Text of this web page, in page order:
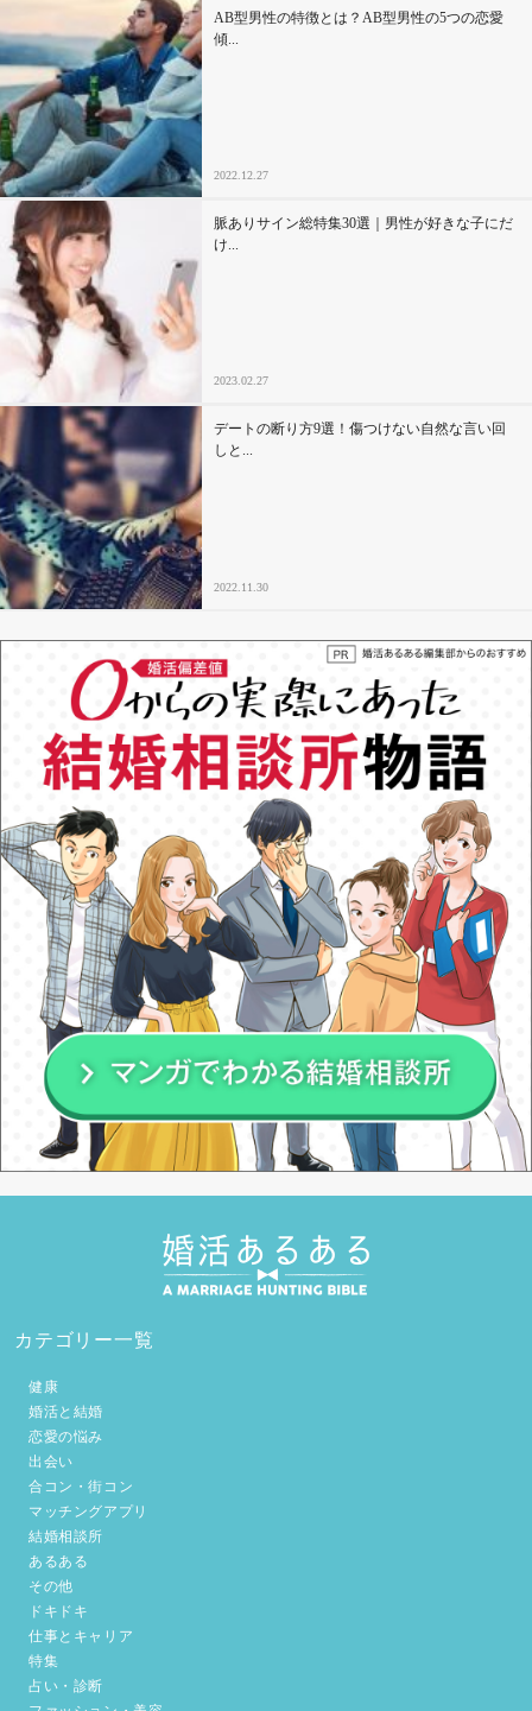
AB型男性の特徴とは？AB型男性の5つの恋愛
傾...
2022.12.27
脈ありサイン総特集30選｜男性が好きな子にだ
け...
2023.02.27
デートの断り方9選！傷つけない自然な言い回
しと...
2022.11.30
カテゴリー一覧
健康
婚活と結婚
恋愛の悩み
出会い
合コン・街コン
マッチングアプリ
結婚相談所
あるある
その他
ドキドキ
仕事とキャリア
特集
占い・診断